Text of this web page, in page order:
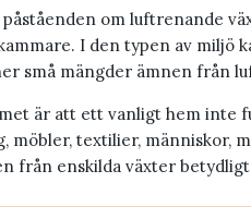
påståenden om luftrenande
I den typen av miljö
små mängder ämnen från
är att ett vanligt hem inte
möbler, textilier, människor,
från enskilda växter